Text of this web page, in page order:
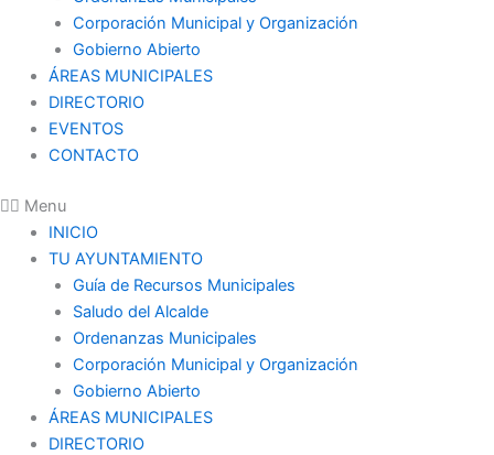
Corporación Municipal y Organización
Gobierno Abierto
ÁREAS MUNICIPALES
DIRECTORIO
EVENTOS
CONTACTO
Menu
INICIO
TU AYUNTAMIENTO
Guía de Recursos Municipales
Saludo del Alcalde
Ordenanzas Municipales
Corporación Municipal y Organización
Gobierno Abierto
ÁREAS MUNICIPALES
DIRECTORIO